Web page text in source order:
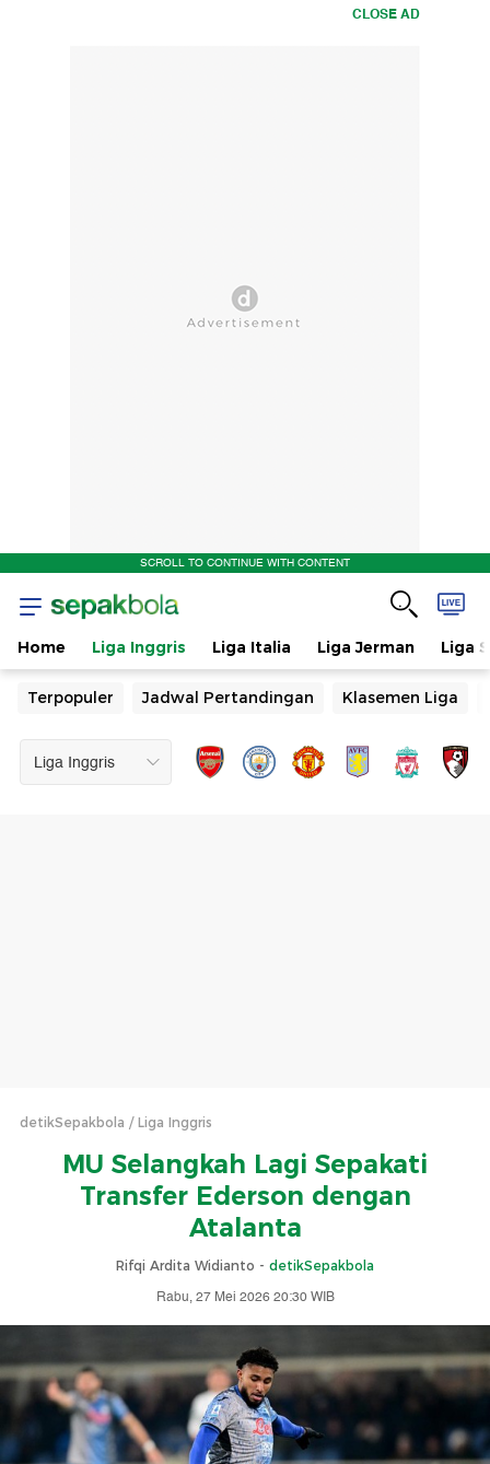
CLOSE AD
SCROLL TO CONTINUE WITH CONTENT
Home Liga Inggris Liga Italia Liga Jerman Liga
Terpopuler Jadwal Pertandingan Klasemen Liga
detikSepakbola Liga Inggris
MU Selangkah Lagi Sepakati
Transfer Ederson dengan
Atalanta
Rifqi Ardita Widianto - detikSepakbola
Rabu, 27 Mei 2026 20:30 WIB